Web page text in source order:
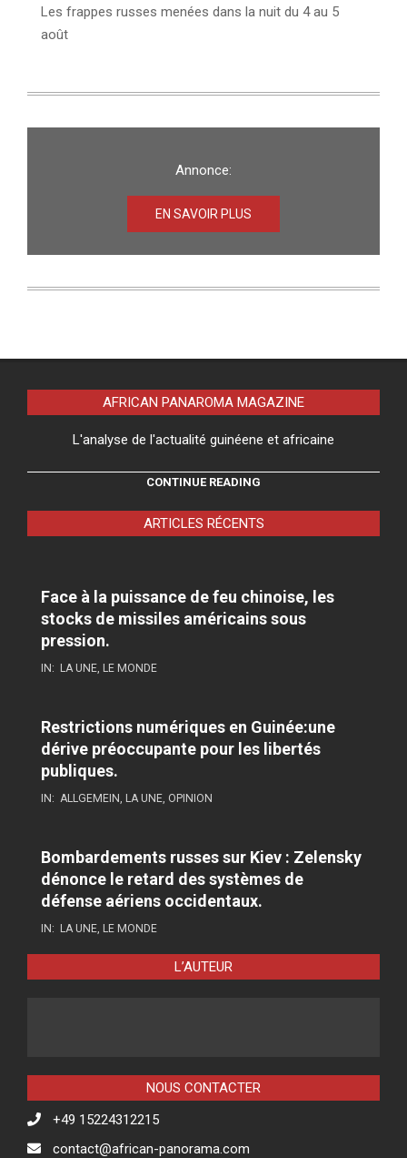
Les frappes russes menées dans la nuit du 4 au 5
août
Annonce:
EN SAVOIR PLUS
AFRICAN PANAROMA MAGAZINE
L'analyse de l'actualité guinéene et africaine
CONTINUE READING
ARTICLES RÉCENTS
Face à la puissance de feu chinoise, les
stocks de missiles américains sous
pression.
IN: LA UNE, LE MONDE
Restrictions numériques en Guinée:une
dérive préoccupante pour les libertés
publiques.
IN: ALLGEMEIN, LA UNE, OPINION
Bombardements russes sur Kiev : Zelensky
dénonce le retard des systèmes de
défense aériens occidentaux.
IN: LA UNE, LE MONDE
L’AUTEUR
NOUS CONTACTER
+49 15224312215
contact@african-panorama.com